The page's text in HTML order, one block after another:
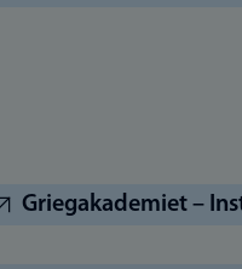
Griegakademiet –